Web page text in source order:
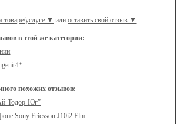
товаре/услуге ▼ илиоставить свой отзыв ▼
в этой же категории:
4*
похожих отзывов:
Тодор-Юг”
Sony Ericsson J10i2 Elm